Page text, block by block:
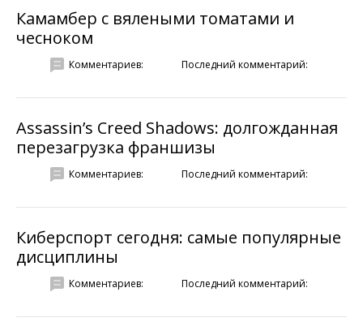
Камамбер с вялеными томатами и
чесноком
Комментариев: Последний комментарий:
Assassin’s Creed Shadows: долгожданная
перезагрузка франшизы
Комментариев: Последний комментарий:
Киберспорт сегодня: самые популярные
дисциплины
Комментариев: Последний комментарий: